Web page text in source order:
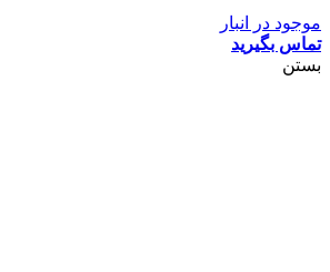
موجود در انبار
تماس بگیرید
بستن